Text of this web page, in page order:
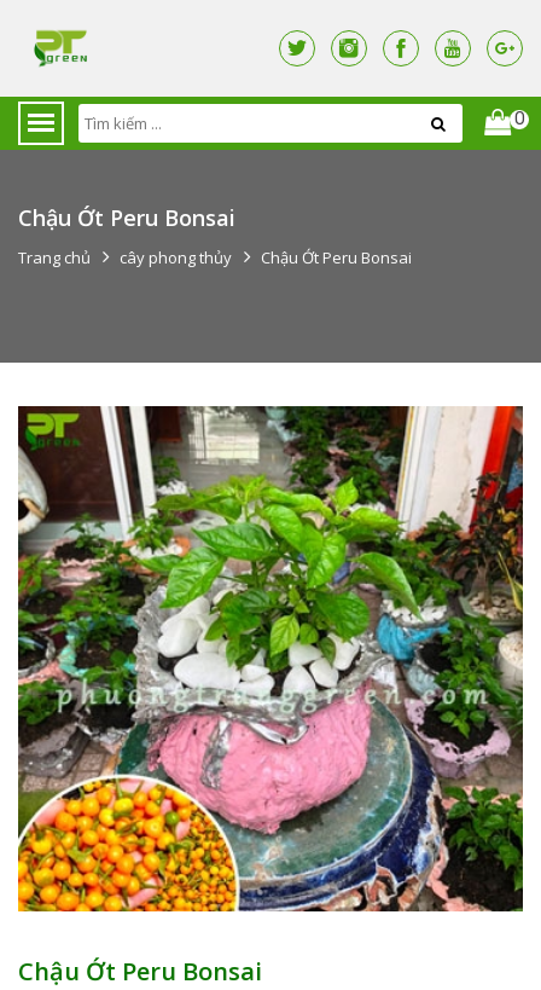
0
Chậu Ớt Peru Bonsai
Trang chủ cây phong thủy Chậu Ớt Peru Bonsai
Chậu Ớt Peru Bonsai